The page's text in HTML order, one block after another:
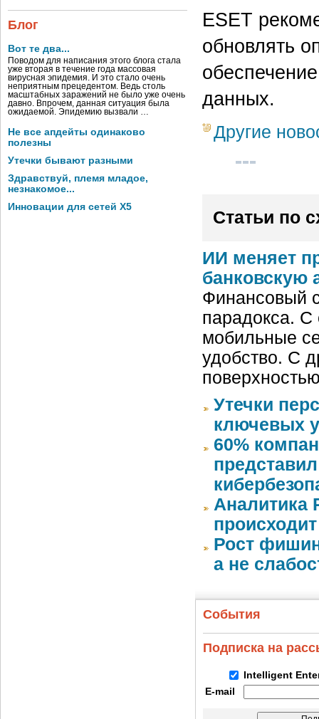
Блог
Вот те два...
Поводом для написания этого блога стала
уже вторая в течение года массовая
вирусная эпидемия. И это стало очень
неприятным прецедентом. Ведь столь
масштабных заражений не было уже очень
давно. Впрочем, данная ситуация была
ожидаемой. Эпидемию вызвали …
Не все апдейты одинаково
полезны
Утечки бывают разными
Здравствуй, племя младое,
незнакомое...
Инновации для сетей X5
ESET
обновлять
данных.
Другие
Статьи по
ИИ меняет
банковскую
Финансовый
парадокса. С
мобильные
удобство. С
Утечки
ключевых
60%
Аналитика
Рост
а не
События
Подписка на
Intelligent
E-mail